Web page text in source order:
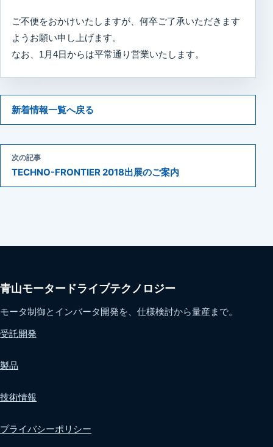
ご不便をおかけいたしますが、何卒ご了承いただきます
ようお願い申し上げます。
なお、1月4日からは平常通り営業いたします。
新着情報一覧へ戻る
次の記事
TECHNO-FRONTIER 2018出展のご案内
青山モータードライブテクノロジー
モータ制御とインバータ開発を、仕様検討から量産まで。
受託開発
製品
技術情報
プライバシーポリシー